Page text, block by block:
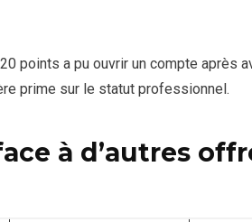
points a pu ouvrir un compte après
prime sur le statut professionnel.
à d’autres